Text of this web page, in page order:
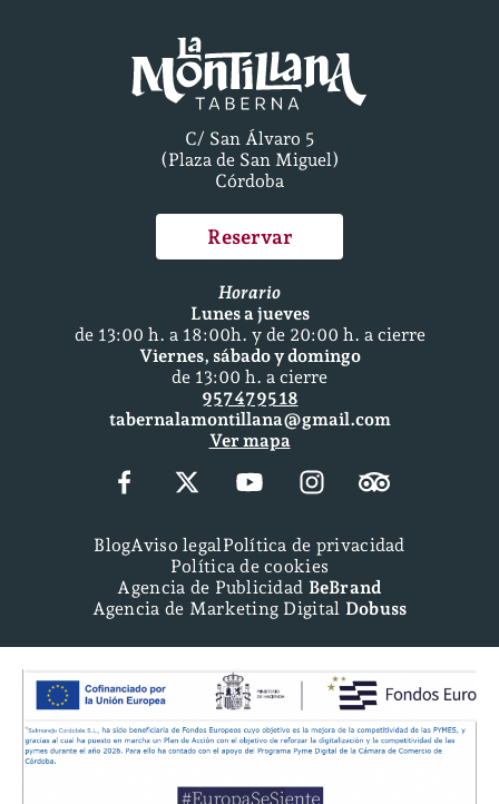
C/ San Álvaro 5
(Plaza de San Miguel)
Córdoba
Reservar
Horario
Lunes a jueves
de 13:00 h. a 18:00h. y de 20:00 h. a cierre
Viernes, sábado y domingo
de 13:00 h. a cierre
957 47 95 18
tabernalamontillana@gmail.com
Ver mapa
BlogAviso legalPolítica de privacidad
Política de cookies
Agencia de Publicidad BeBrand
Agencia de Marketing Digital Dobuss